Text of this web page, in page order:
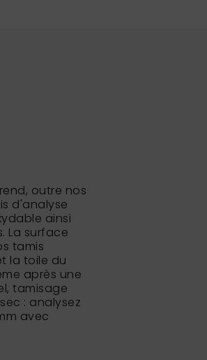
outre nos
d'analyse
ainsi
La surface
tamis
la toile du
après une
tamisage
: analysez
avec